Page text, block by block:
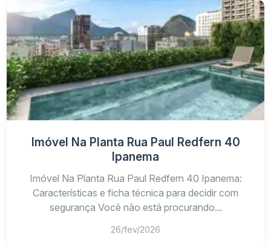
Posição da unidade, andar e incidência solar
Planta, circulação interna e aproveitamento da
área
Valor total, fluxo de pagamento e custos de
aquisição
Previsão de entrega e documentação comercial
vigente
ou locação
Estrutura comum e despesas mensais estimadas
Imóvel Na Planta Rua Paul Redfern 40
Ipanema
Imóvel Na Planta Rua Paul Redfern 40 Ipanema:
Características e ficha técnica para decidir com
segurança Você não está procurando...
26/fev/2026